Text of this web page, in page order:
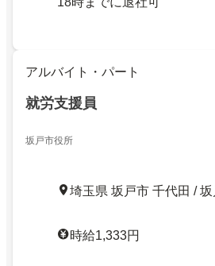
アルバイト・パート
就労支援員
坂戸市役所
埼玉県 坂戸市 千代田 /
時給1,333円